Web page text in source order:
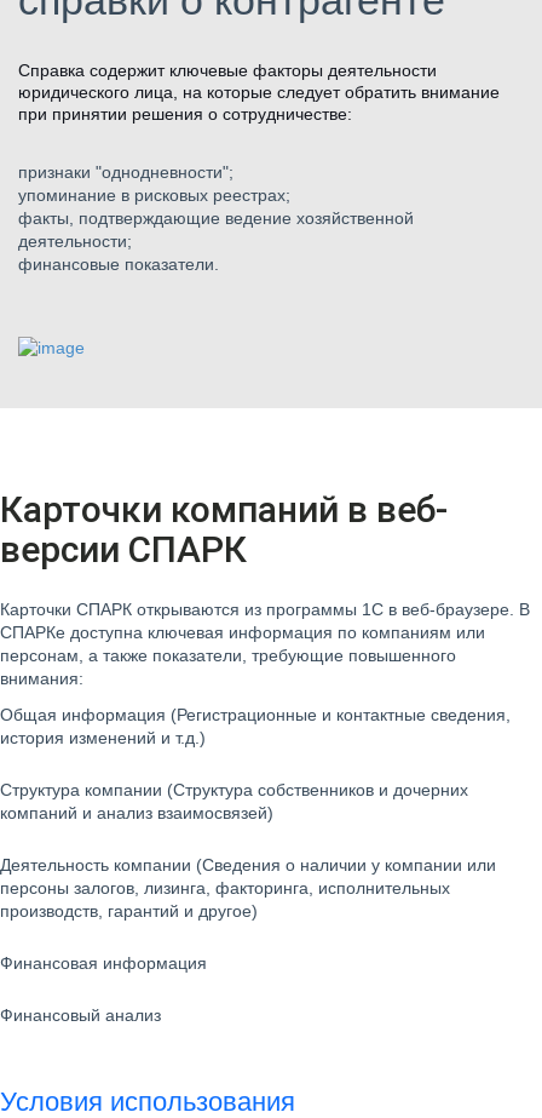
Справка содержит ключевые факторы деятельности
юридического лица, на которые следует обратить внимание
при принятии решения о сотрудничестве:
признаки "однодневности";
упоминание в рисковых реестрах;
факты, подтверждающие ведение хозяйственной
деятельности;
финансовые показатели.
Карточки компаний в веб-
версии СПАРК
Карточки СПАРК открываются из программы 1С в веб-браузере. В
СПАРКе доступна ключевая информация по компаниям или
персонам, а также показатели, требующие повышенного
внимания:
Общая информация (Регистрационные и контактные сведения,
история изменений и т.д.)
Структура компании (Структура собственников и дочерних
компаний и анализ взаимосвязей)
Деятельность компании (Сведения о наличии у компании или
персоны залогов, лизинга, факторинга, исполнительных
производств, гарантий и другое)
Финансовая информация
Финансовый анализ
Условия использования